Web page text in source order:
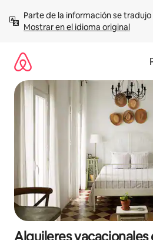
contenidoMostrar en el idioma original